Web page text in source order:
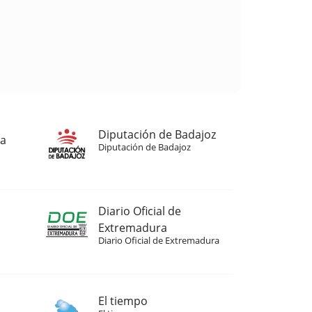
Diputación de Badajoz
Diputación de Badajoz
Diario Oficial de
Extremadura
Diario Oficial de Extremadura
El tiempo